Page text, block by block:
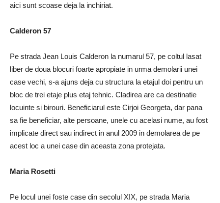
aici sunt scoase deja la inchiriat.
Calderon 57
Pe strada Jean Louis Calderon la numarul 57, pe coltul lasat
liber de doua blocuri foarte apropiate in urma demolarii unei
case vechi, s-a ajuns deja cu structura la etajul doi pentru un
bloc de trei etaje plus etaj tehnic. Cladirea are ca destinatie
locuinte si birouri. Beneficiarul este Cirjoi Georgeta, dar pana
sa fie beneficiar, alte persoane, unele cu acelasi nume, au fost
implicate direct sau indirect in anul 2009 in demolarea de pe
acest loc a unei case din aceasta zona protejata.
Maria Rosetti
Pe locul unei foste case din secolul XIX, pe strada Maria